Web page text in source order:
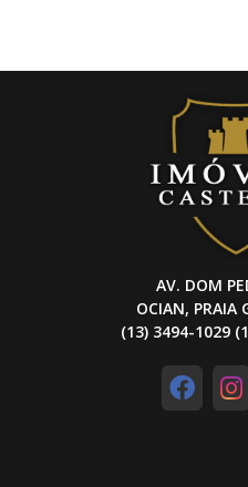
AV. DOM
OCIAN, PRAIA
(13) 3494-1029